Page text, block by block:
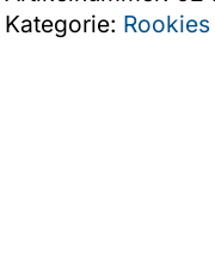
Kategorie: